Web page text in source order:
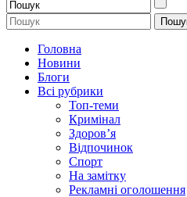
Головна
Новини
Блоги
Всі рубрики
Топ-теми
Кримінал
Здоров’я
Відпочинок
Спорт
На замітку
Рекламні оголошення